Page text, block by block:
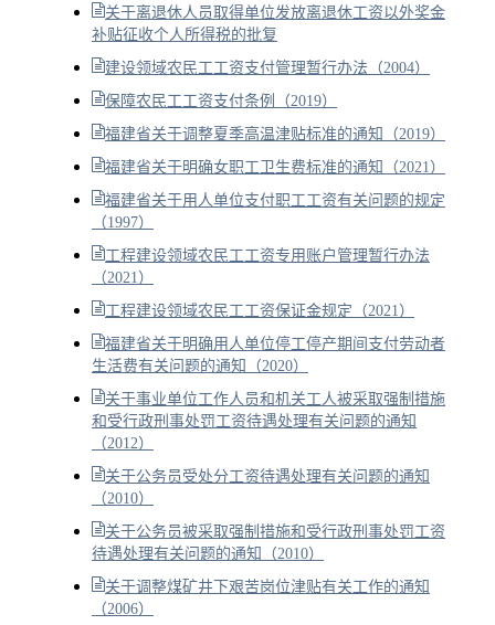
关于离退休人员取得单位发放离退休工资以外奖金
补贴征收个人所得税的批复
建设领域农民工工资支付管理暂行办法（2004）
保障农民工工资支付条例（2019）
福建省关于调整夏季高温津贴标准的通知（2019）
福建省关于明确女职工卫生费标准的通知（2021）
福建省关于用人单位支付职工工资有关问题的规定
（1997）
工程建设领域农民工工资专用账户管理暂行办法
（2021）
工程建设领域农民工工资保证金规定（2021）
福建省关于明确用人单位停工停产期间支付劳动者
生活费有关问题的通知（2020）
关于事业单位工作人员和机关工人被采取强制措施
和受行政刑事处罚工资待遇处理有关问题的通知
（2012）
关于公务员受处分工资待遇处理有关问题的通知
（2010）
关于公务员被采取强制措施和受行政刑事处罚工资
待遇处理有关问题的通知（2010）
关于调整煤矿井下艰苦岗位津贴有关工作的通知
（2006）